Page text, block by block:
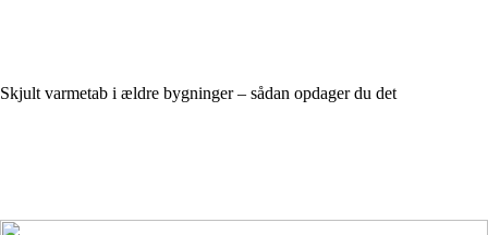
Skjult varmetab i ældre bygninger – sådan opdager du det